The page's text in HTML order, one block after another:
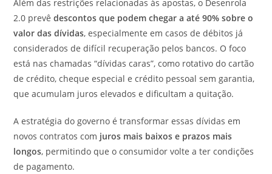
Além das restrições relacionadas às apostas, o Desenrola
2.0 prevêdescontos que podem chegar a até 90% sobre o
valor das dívidas, especialmente em casos de débitos já
considerados de difícil recuperação pelos bancos. O foco
está nas chamadas “dívidas caras”, como rotativo do cartão
de crédito, cheque especial e crédito pessoal sem garantia,
que acumulam juros elevados e dificultam a quitação.
A estratégia do governo é transformar essas dívidas em
novos contratos com juros mais baixos e prazos mais
longos, permitindo que o consumidor volte a ter condições
de pagamento.